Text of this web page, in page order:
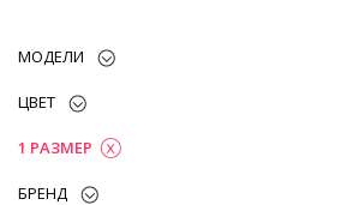
МОДЕЛИ
ЦВЕТ
1 РАЗМЕР
БРЕНД